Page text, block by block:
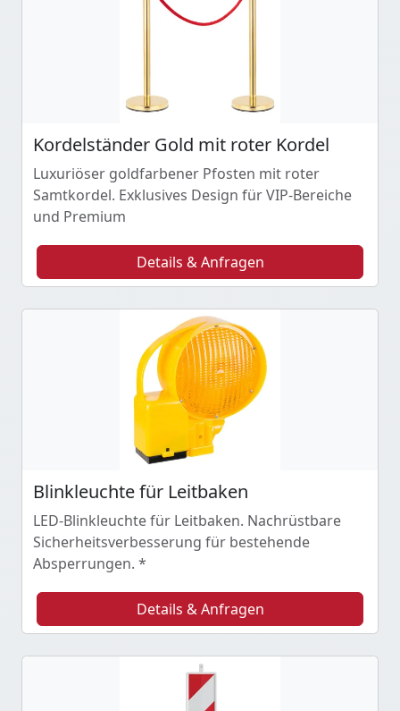
Kordelständer Gold mit roter Kordel
Luxuriöser goldfarbener Pfosten mit roter
Samtkordel. Exklusives Design für VIP-Bereiche
und Premium
Details & Anfragen
Blinkleuchte für Leitbaken
LED-Blinkleuchte für Leitbaken. Nachrüstbare
Sicherheitsverbesserung für bestehende
Absperrungen. *
Details & Anfragen